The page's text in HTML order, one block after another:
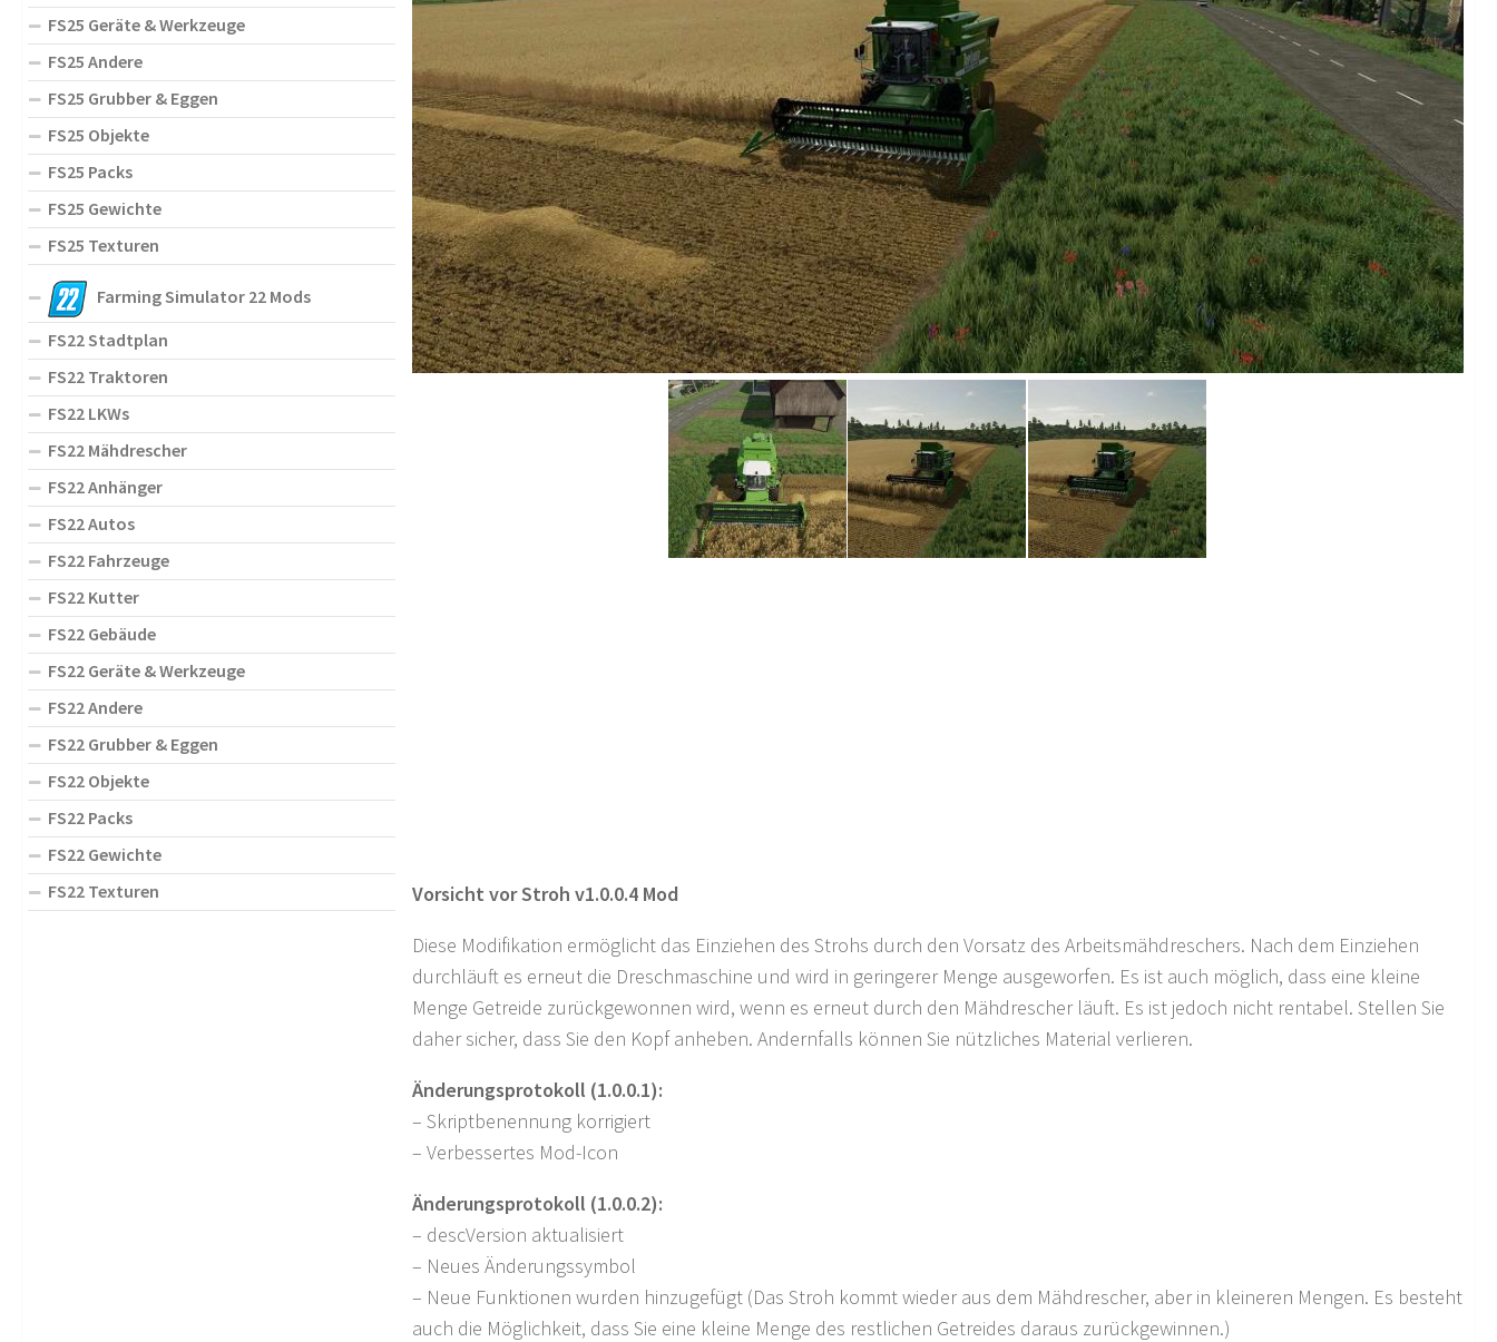
Vorsicht vor Stroh v1.0.0.4 Mod
Diese Modifikation ermöglicht das Einziehen des Strohs durch den Vorsatz des Arbeitsmähdreschers. Nach dem Einziehen
durchläuft es erneut die Dreschmaschine und wird in geringerer Menge ausgeworfen. Es ist auch möglich, dass eine kleine
Menge Getreide zurückgewonnen wird, wenn es erneut durch den Mähdrescher läuft. Es ist jedoch nicht rentabel. Stellen Sie
daher sicher, dass Sie den Kopf anheben. Andernfalls können Sie nützliches Material verlieren.
Änderungsprotokoll (1.0.0.1):
– Skriptbenennung korrigiert
– Verbessertes Mod-Icon
Änderungsprotokoll (1.0.0.2):
– descVersion aktualisiert
– Neues Änderungssymbol
– Neue Funktionen wurden hinzugefügt (Das Stroh kommt wieder aus dem Mähdrescher, aber in kleineren Mengen. Es besteht
auch die Möglichkeit, dass Sie eine kleine Menge des restlichen Getreides daraus zurückgewinnen.)
FS25 Geräte & Werkzeuge
FS25 Andere
FS25 Grubber & Eggen
FS25 Objekte
FS25 Packs
FS25 Gewichte
FS25 Texturen
Farming Simulator 22 Mods
FS22 Stadtplan
FS22 Traktoren
FS22 LKWs
FS22 Mähdrescher
FS22 Anhänger
FS22 Autos
FS22 Fahrzeuge
FS22 Kutter
FS22 Gebäude
FS22 Geräte & Werkzeuge
FS22 Andere
FS22 Grubber & Eggen
FS22 Objekte
FS22 Packs
FS22 Gewichte
FS22 Texturen